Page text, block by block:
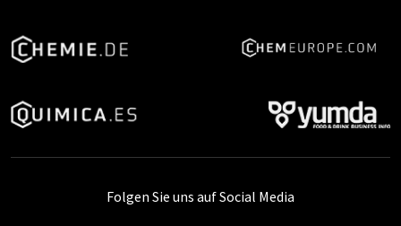
Folgen Sie uns auf Social Media